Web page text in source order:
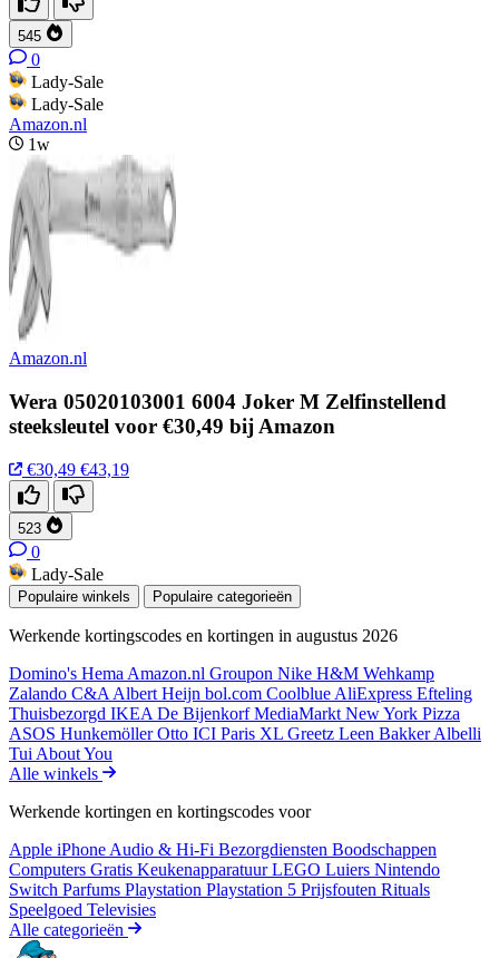
545
0
Lady-Sale
Lady-Sale
Amazon.nl
1w
Amazon.nl
Wera 05020103001 6004 Joker M Zelfinstellend
steeksleutel voor €30,49 bij Amazon
€30,49 €43,19
523
0
Lady-Sale
Populaire winkels Populaire categorieën
Werkende kortingscodes en kortingen in augustus 2026
Domino's Hema Amazon.nl Groupon Nike H&M Wehkamp
Zalando C&A Albert Heijn bol.com Coolblue AliExpress Efteling
Thuisbezorgd IKEA De BijenkorfMediaMarkt New York Pizza
ASOS HunkemöllerOtto ICI Paris XL Greetz Leen BakkerAlbelli
Tui About You
Alle winkels
Werkende kortingen en kortingscodes voor
Apple iPhone Audio & Hi-Fi Bezorgdiensten Boodschappen
Computers Gratis KeukenapparatuurLEGO Luiers Nintendo
Switch Parfums Playstation Playstation 5 Prijsfouten Rituals
Speelgoed Televisies
Alle categorieën